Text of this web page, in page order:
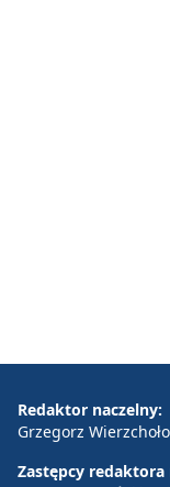
Redaktor naczelny:
Grzegorz
Zastępcy redaktora